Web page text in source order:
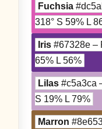
Fuchsia
318° S 59% L
Iris #67328e –
65% L 56%
Lilas #c5a3ca
S 19% L 79%
Marron